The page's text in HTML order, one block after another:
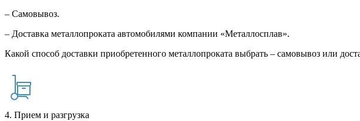
– Самовывоз.
– Доставка металлопроката автомобилями компании «Металлосплав».
Какой способ доставки приобретенного металлопроката выбрать – самовывоз или
4. Прием и разгрузка